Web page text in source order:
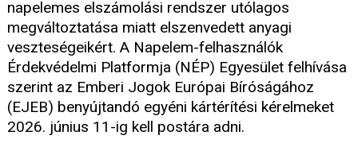
napelemes elszámolási rendszer utólagos
megváltoztatása miatt elszenvedett anyagi
veszteségeikért. A Napelem-felhasználók
Érdekvédelmi Platformja (NÉP) Egyesület felhívása
szerint az Emberi Jogok Európai Bíróságához
(EJEB) benyújtandó egyéni kártérítési kérelmeket
2026. június 11-ig kell postára adni.